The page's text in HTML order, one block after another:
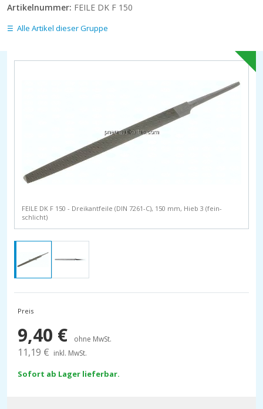
Artikelnummer: FEILE DK F 150
Alle Artikel dieser Gruppe
FEILE DK F 150 - Dreikantfeile (DIN 7261-C), 150 mm, Hieb 3 (fein-
schlicht)
Preis
9,40 € ohne MwSt.
11,19 € inkl. MwSt.
Sofort ab Lager lieferbar.